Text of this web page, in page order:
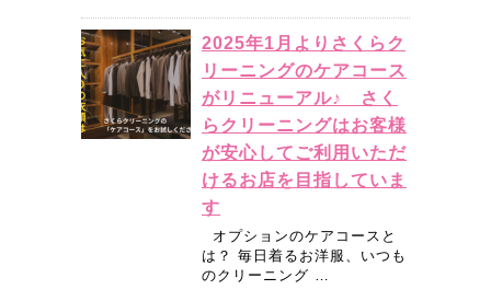
2025年1月よりさくらク
リーニングのケアコース
がリニューアル♪ さく
らクリーニングはお客様
が安心してご利用いただ
けるお店を目指していま
す
オプションのケアコースと
は？ 毎日着るお洋服、いつも
のクリーニング …